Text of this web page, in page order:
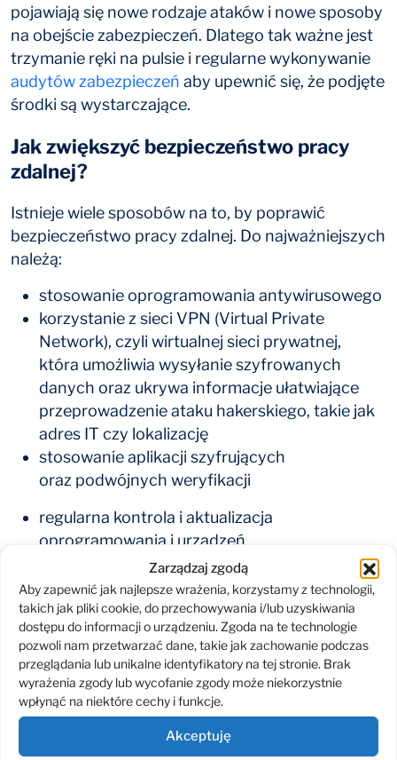
Zarządzaj zgodą
Aby zapewnić jak najlepsze wrażenia, korzystamy z technologii,
takich jak pliki cookie, do przechowywania i/lub uzyskiwania
dostępu do informacji o urządzeniu. Zgoda na te technologie
pozwoli nam przetwarzać dane, takie jak zachowanie podczas
przeglądania lub unikalne identyfikatory na tej stronie. Brak
wyrażenia zgody lub wycofanie zgody może niekorzystnie
wpłynąć na niektóre cechy i funkcje.
Akceptuję
pojawiają się nowe rodzaje ataków i nowe sposoby
na obejście zabezpieczeń. Dlatego tak ważne jest
trzymanie ręki na pulsie i regularne wykonywanie
audytów zabezpieczeń aby upewnić się, że podjęte
środki są wystarczające.
Jak zwiększyć bezpieczeństwo pracy
zdalnej?
Istnieje wiele sposobów na to, by poprawić
bezpieczeństwo pracy zdalnej. Do najważniejszych
należą:
stosowanie oprogramowania antywirusowego
korzystanie z sieci VPN (Virtual Private
Network), czyli wirtualnej sieci prywatnej,
która umożliwia wysyłanie szyfrowanych
danych oraz ukrywa informacje ułatwiające
przeprowadzenie ataku hakerskiego, takie jak
adres IT czy lokalizację
stosowanie aplikacji szyfrujących
oraz podwójnych weryfikacji
regularna kontrola i aktualizacja
oprogramowania i urządzeń
szkolenie pracowników (jedną z najczęstszych
przyczyn incydentów naruszenia
bezpieczeństwa jest błąd ludzki)
zapewnienie pracownikom wsparcie działu IT
w rozwiązywaniu problemów
ustalenie jasnych zasad i kanałów komunikacji,
najlepiej szyfrowanych (np. wg standardu
ograniczenie stosowania RDP (Remote